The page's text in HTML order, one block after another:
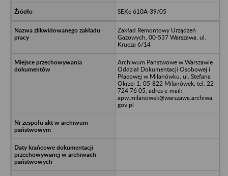
SEKe 610A-39/05
Zakład Remontowy Urządzeń
Gazowych, 00-537 Warszawa, ul.
Krucza 6/14
Archiwum Państwowe w Warszawie
Oddział Dokumentacji Osobowej i
Płacowej w Milanówku, ul. Stefana
Okrzei 1, 05-822 Milanówek, tel. 22
724 76 05, adres e-mail:
apw.milanowek@warszawa.archiwa.
gov.pl